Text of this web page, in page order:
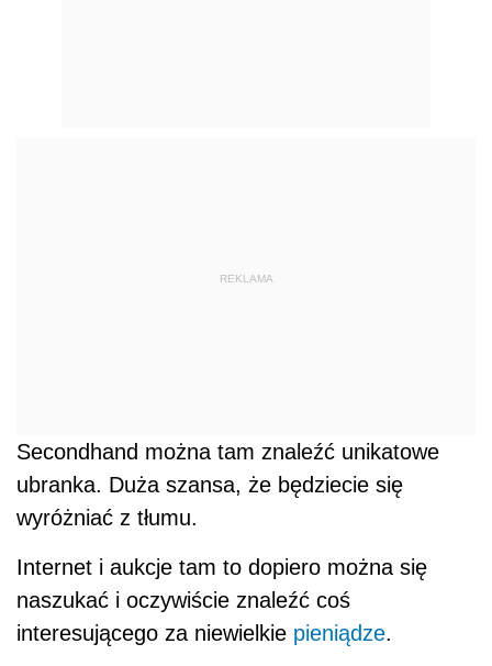
REKLAMA
Secondhand można tam znaleźć unikatowe
ubranka. Duża szansa, że będziecie się
wyróżniać z tłumu.
Internet i aukcje tam to dopiero można się
naszukać i oczywiście znaleźć coś
interesującego za niewielkie pieniądze.